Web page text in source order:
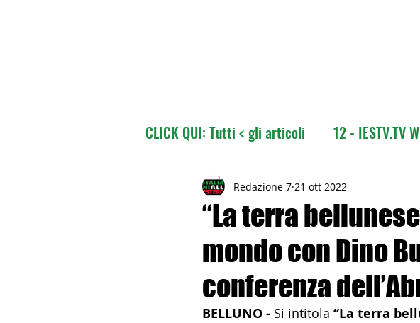
CLICK QUI: Tutti < gli articoli 12 - IESTV.TV
02 - TURISMO DELLE RADICI
04 - ITALIANI ALL'ESTERO Europa 05 -
06 - ITALIANI ALL'ESTERO Asia 07 -
“La terra
mondo con Dino
conferenza
Redazione 7 21 ott 2022
BELLUNO - Si intitola “La terra